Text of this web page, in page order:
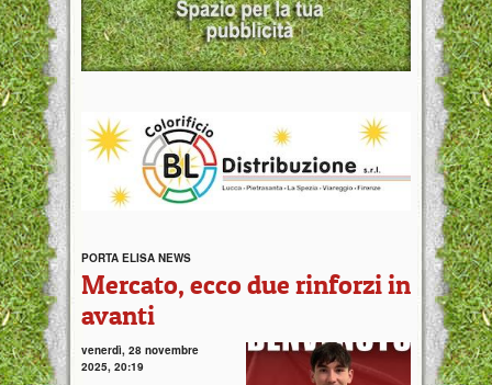
PORTA ELISA NEWS
Mercato, ecco due rinforzi in
avanti
venerdì, 28 novembre
2025, 20:19